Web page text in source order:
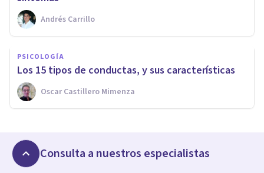
Andrés Carrillo
PSICOLOGÍA
Los 15 tipos de conductas, y sus características
Oscar Castillero Mimenza
Consulta a nuestros especialistas